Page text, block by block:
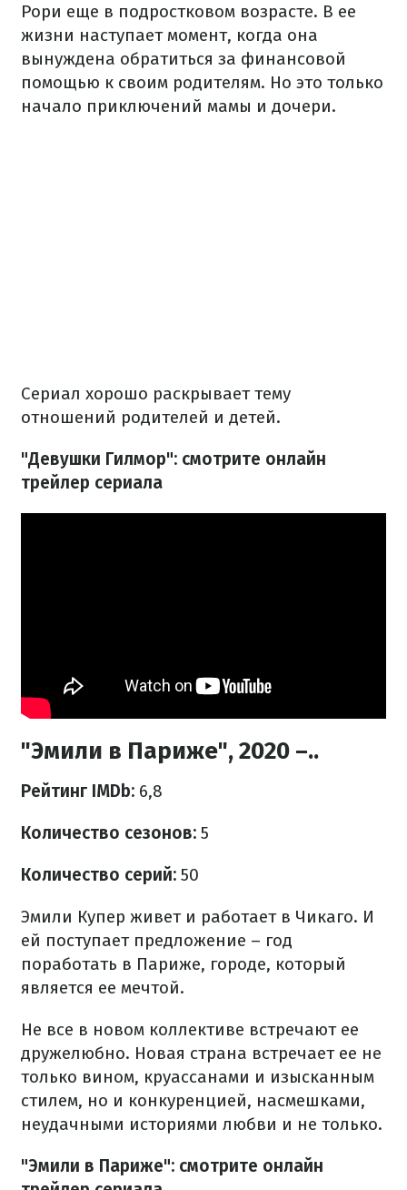
Рори еще в подростковом возрасте. В ее
жизни наступает момент, когда она
вынуждена обратиться за финансовой
помощью к своим родителям. Но это только
начало приключений мамы и дочери.
Сериал хорошо раскрывает тему
отношений родителей и детей.
"Девушки Гилмор": смотрите онлайн
трейлер сериала
"Эмили в Париже", 2020 –..
Рейтинг IMDb: 6,8
Количество сезонов: 5
Количество серий: 50
Эмили Купер живет и работает в Чикаго. И
ей поступает предложение – год
поработать в Париже, городе, который
является ее мечтой.
Не все в новом коллективе встречают ее
дружелюбно. Новая страна встречает ее не
только вином, круассанами и изысканным
стилем, но и конкуренцией, насмешками,
неудачными историями любви и не только.
"Эмили в Париже": смотрите онлайн